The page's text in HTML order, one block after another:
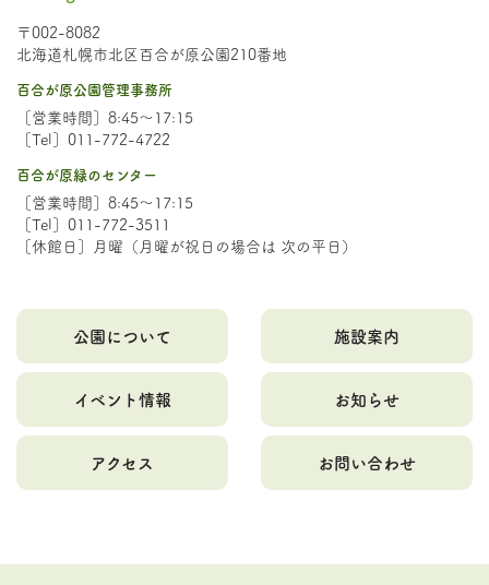
〒002-8082
北海道札幌市北区百合が原公園210番地
百合が原公園管理事務所
［営業時間］8:45～17:15
［Tel］011-772-4722
百合が原緑のセンター
［営業時間］8:45～17:15
［Tel］011-772-3511
［休館日］月曜（月曜が祝日の場合は 次の平日）
公園について 施設案内
イベント情報 お知らせ
アクセス お問い合わせ